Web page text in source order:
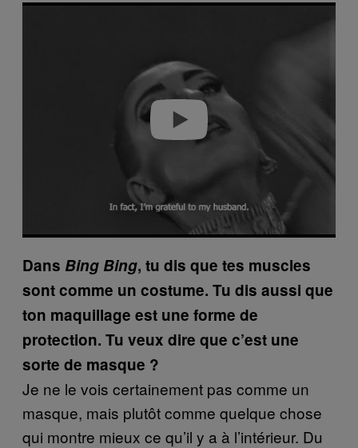
Play video
Dans Bing Bing, tu dis que tes muscles
sont comme un costume. Tu dis aussi que
ton maquillage est une forme de
protection. Tu veux dire que c’est une
sorte de masque ?
Je ne le vois certainement pas comme un
masque, mais plutôt comme quelque chose
qui montre mieux ce qu’il y a à l’intérieur. Du